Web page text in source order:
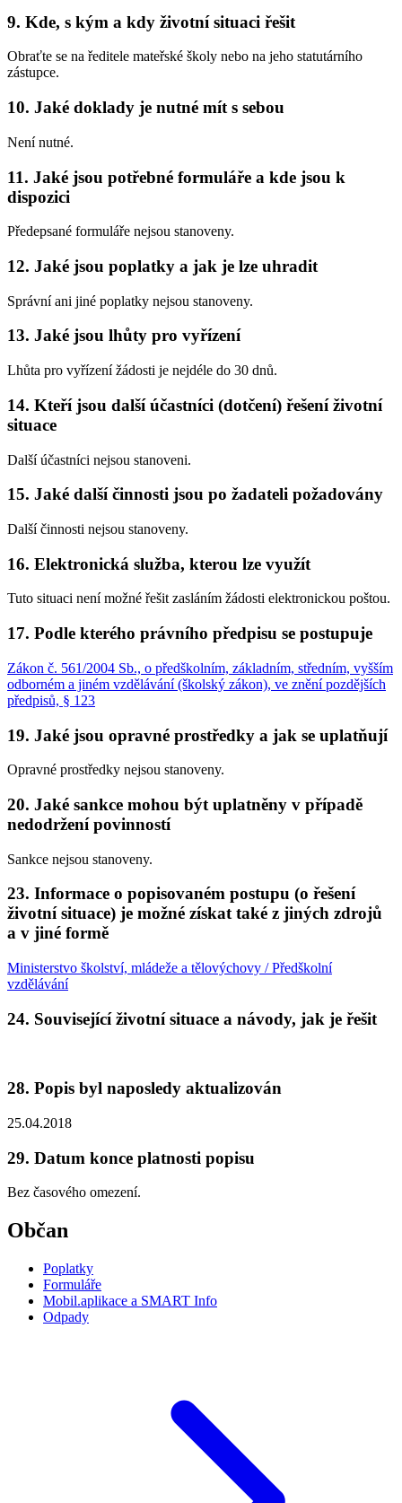
9. Kde, s kým a kdy životní situaci řešit
Obraťte se na ředitele mateřské školy nebo na jeho statutárního
zástupce.
10. Jaké doklady je nutné mít s sebou
Není nutné.
11. Jaké jsou potřebné formuláře a kde jsou k
dispozici
Předepsané formuláře nejsou stanoveny.
12. Jaké jsou poplatky a jak je lze uhradit
Správní ani jiné poplatky nejsou stanoveny.
13. Jaké jsou lhůty pro vyřízení
Lhůta pro vyřízení žádosti je nejdéle do 30 dnů.
14. Kteří jsou další účastníci (dotčení) řešení životní
situace
Další účastníci nejsou stanoveni.
15. Jaké další činnosti jsou po žadateli požadovány
Další činnosti nejsou stanoveny.
16. Elektronická služba, kterou lze využít
Tuto situaci není možné řešit zasláním žádosti elektronickou poštou.
17. Podle kterého právního předpisu se postupuje
Zákon č. 561/2004 Sb., o předškolním, základním, středním, vyšším
odborném a jiném vzdělávání (školský zákon), ve znění pozdějších
předpisů, § 123
19. Jaké jsou opravné prostředky a jak se uplatňují
Opravné prostředky nejsou stanoveny.
20. Jaké sankce mohou být uplatněny v případě
nedodržení povinností
Sankce nejsou stanoveny.
23. Informace o popisovaném postupu (o řešení
životní situace) je možné získat také z jiných zdrojů
a v jiné formě
Ministerstvo školství, mládeže a tělovýchovy / Předškolní
vzdělávání
24. Související životní situace a návody, jak je řešit
28. Popis byl naposledy aktualizován
25.04.2018
29. Datum konce platnosti popisu
Bez časového omezení.
Občan
Poplatky
Formuláře
Mobil.aplikace a SMART Info
Odpady